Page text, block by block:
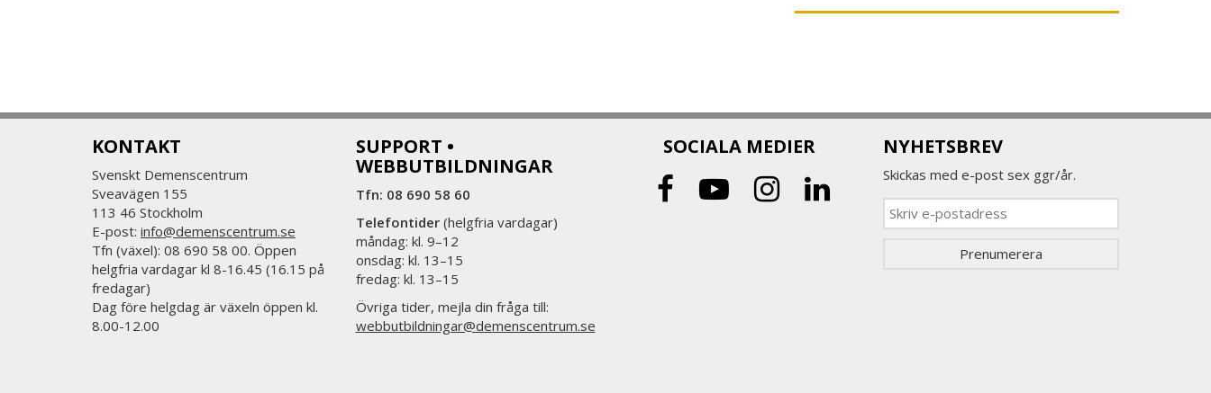
KONTAKT
Svenskt Demenscentrum
Sveavägen 155
113 46 Stockholm
E-post: info@demenscentrum.se
Tfn (växel): 08 690 58 00. Öppen
helgfria vardagar kl 8-16.45 (16.15 på
fredagar)
Dag före helgdag är växeln öppen kl.
8.00-12.00
SUPPORT •
WEBBUTBILDNINGAR
Tfn: 08 690 58 60
Telefontider(helgfria vardagar)
måndag: kl. 9–12
onsdag: kl. 13–15
fredag: kl. 13–15
Övriga tider, mejla din fråga till:
webbutbildningar@demenscentrum.se
SOCIALA MEDIER NYHETSBREV
Skickas med e-post sex ggr/år.